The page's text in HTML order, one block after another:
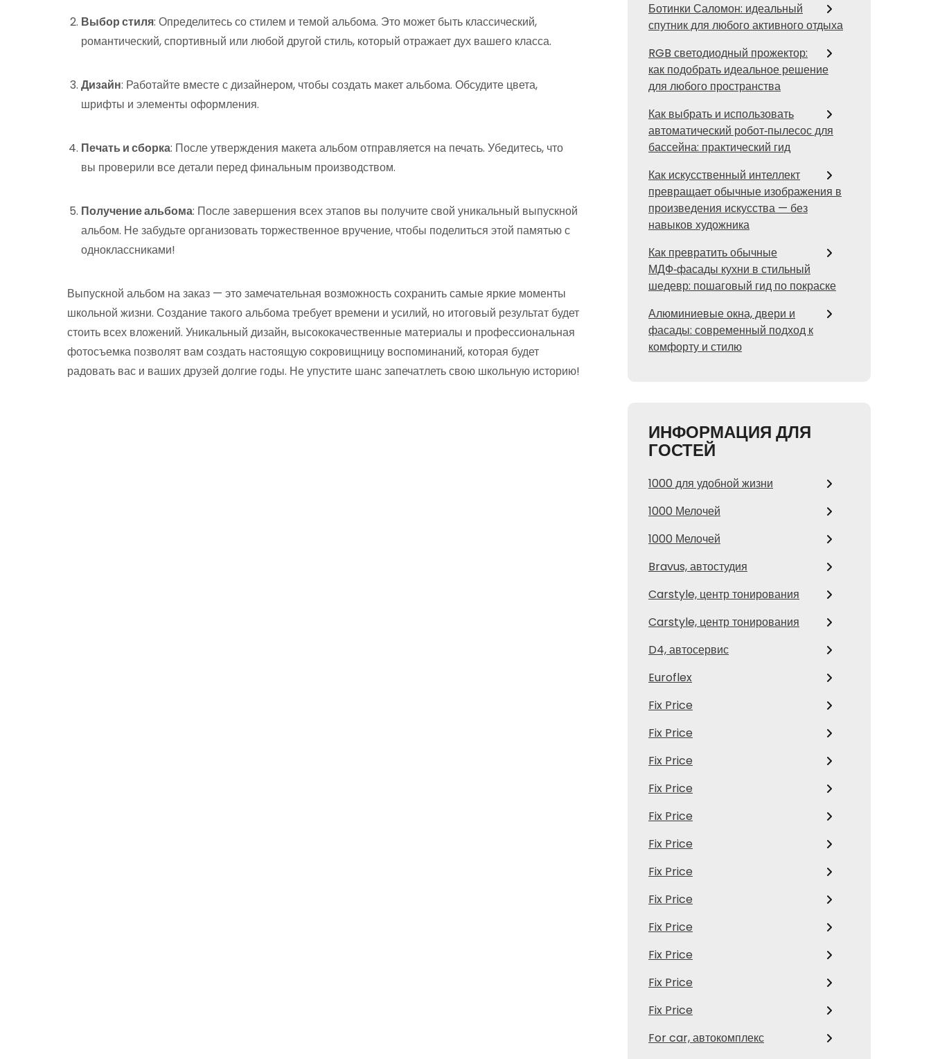
Выбор стиля: Определитесь со стилем и темой альбома. Это может быть классический,
романтический, спортивный или любой другой стиль, который отражает дух вашего класса.
Дизайн: Работайте вместе с дизайнером, чтобы создать макет альбома. Обсудите цвета,
шрифты и элементы оформления.
Печать и сборка: После утверждения макета альбом отправляется на печать. Убедитесь, что
вы проверили все детали перед финальным производством.
Получение альбома: После завершения всех этапов вы получите свой уникальный выпускной
альбом. Не забудьте организовать торжественное вручение, чтобы поделиться этой памятью с
одноклассниками!
Выпускной альбом на заказ — это замечательная возможность сохранить самые яркие моменты
школьной жизни. Создание такого альбома требует времени и усилий, но итоговый результат будет
стоить всех вложений. Уникальный дизайн, высококачественные материалы и профессиональная
фотосъемка позволят вам создать настоящую сокровищницу воспоминаний, которая будет
радовать вас и ваших друзей долгие годы. Не упустите шанс запечатлеть свою школьную историю!
Ботинки Саломон: идеальный
спутник для любого активного отдыха
RGB светодиодный прожектор:
как подобрать идеальное решение
для любого пространства
Как выбрать и использовать
автоматический робот‑пылесос для
бассейна: практический гид
Как искусственный интеллект
превращает обычные изображения в
произведения искусства — без
навыков художника
Как превратить обычные
МДФ‑фасады кухни в стильный
шедевр: пошаговый гид по покраске
Алюминиевые окна, двери и
фасады: современный подход к
комфорту и стилю
ИНФОРМАЦИЯ ДЛЯ
ГОСТЕЙ
1000 для удобной жизни
1000 Мелочей
1000 Мелочей
Bravus, автостудия
Carstyle, центр тонирования
Carstyle, центр тонирования
D4, автосервис
Euroflex
Fix Price
Fix Price
Fix Price
Fix Price
Fix Price
Fix Price
Fix Price
Fix Price
Fix Price
Fix Price
Fix Price
Fix Price
For car, автокомплекс